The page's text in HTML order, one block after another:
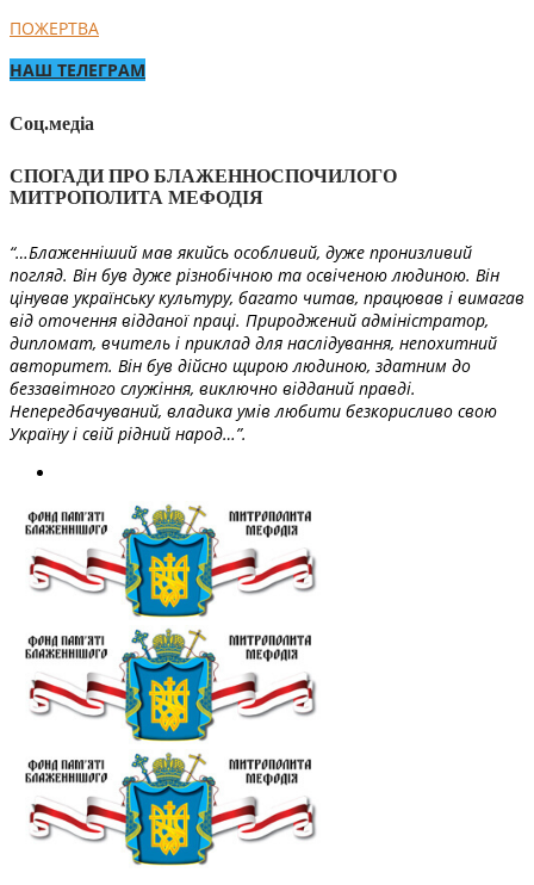
ПОЖЕРТВА
НАШ ТЕЛЕГРАМ
Соц.медіа
СПОГАДИ ПРО БЛАЖЕННОСПОЧИЛОГО
МИТРОПОЛИТА МЕФОДІЯ
“…Блаженніший мав якийсь особливий, дуже пронизливий
погляд. Він був дуже різнобічною та освіченою людиною. Він
цінував українську культуру, багато читав, працював і вимагав
від оточення відданої праці. Природжений адміністратор,
дипломат, вчитель і приклад для наслідування, непохитний
авторитет. Він був дійсно щирою людиною, здатним до
беззавітного служіння, виключно відданий правді.
Непередбачуваний, владика умів любити безкорисливо свою
Україну і свій рідний народ…”.